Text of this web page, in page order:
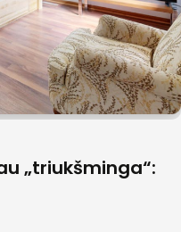
„triukšminga“: